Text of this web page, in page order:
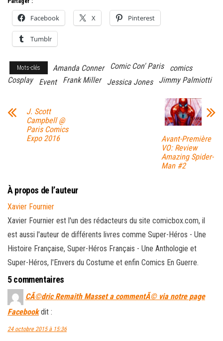
Facebook X Pinterest
Tumblr
Mots-clés Amanda Conner Comic Con' Paris
comics
Cosplay
Event Frank Miller Jessica Jones Jimmy Palmiotti
J. Scott
Campbell @
Paris Comics
Expo 2016
Avant-Première
VO: Review
Amazing Spider-
Man #2
À propos de l’auteur
Xavier Fournier
Xavier Fournier est l'un des rédacteurs du site comicbox.com, il
est aussi l'auteur de différents livres comme Super-Héros - Une
Histoire Française, Super-Héros Français - Une Anthologie et
Super-Héros, l'Envers du Costume et enfin Comics En Guerre.
5 commentaires
CÃ©dric Remaith Masset a commentÃ© via notre page
Facebook dit :
24 octobre 2015 à 15:36